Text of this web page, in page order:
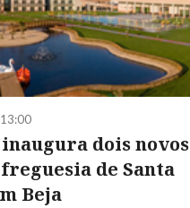
dois novos
de Santa
Beja